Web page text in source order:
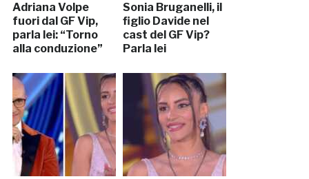
Adriana Volpe
fuori dal GF Vip,
parla lei: “Torno
alla conduzione”
Sonia Bruganelli, il
figlio Davide nel
cast del GF Vip?
Parla lei